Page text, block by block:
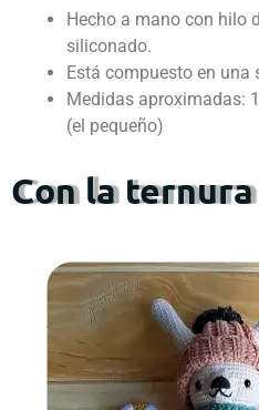
Hecho a mano con hilo
siliconado.
Está compuesto en una
Medidas aproximadas:
(el pequeño)
Con la ternura